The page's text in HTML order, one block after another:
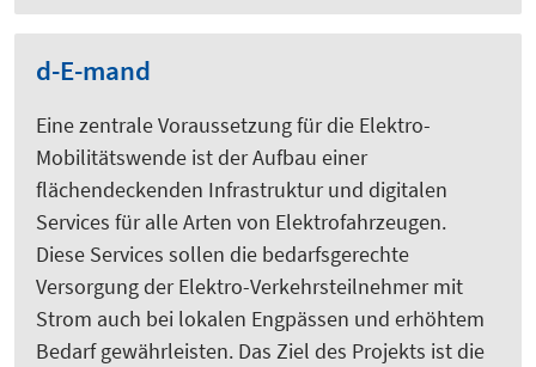
d-E-mand
Eine zentrale Voraussetzung für die Elektro-
Mobilitätswende ist der Aufbau einer
flächendeckenden Infrastruktur und digitalen
Services für alle Arten von Elektrofahrzeugen.
Diese Services sollen die bedarfsgerechte
Versorgung der Elektro-Verkehrsteilnehmer mit
Strom auch bei lokalen Engpässen und erhöhtem
Bedarf gewährleisten. Das Ziel des Projekts ist die